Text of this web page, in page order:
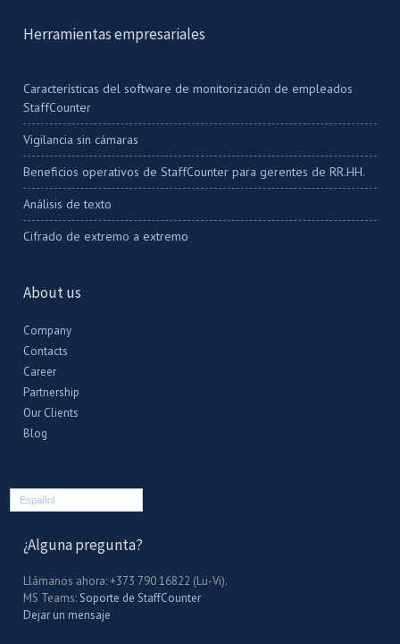
Herramientas empresariales
Características del software de monitorización de empleados
StaffCounter
Vigilancia sin cámaras
Beneficios operativos de StaffCounter para gerentes de RR.HH.
Análisis de texto
Cifrado de extremo a extremo
About us
Company
Contacts
Career
Partnership
Our Clients
Blog
Español
¿Alguna pregunta?
Llámanos ahora: +373 790 16822 (Lu-Vi).
MS Teams:Soporte de StaffCounter
Dejar un mensaje